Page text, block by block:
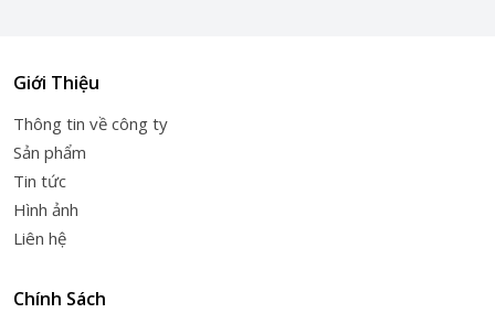
Giới Thiệu
Thông tin về công ty
Sản phẩm
Tin tức
Hình ảnh
Liên hệ
Chính Sách